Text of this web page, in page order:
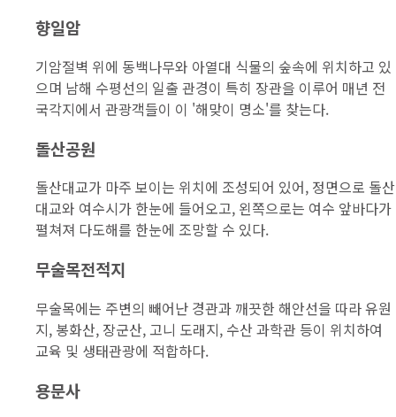
향일암
기암절벽 위에 동백나무와 아열대 식물의 숲속에 위치하고 있
으며 남해 수평선의 일출 관경이 특히 장관을 이루어 매년 전
국각지에서 관광객들이 이 '해맞이 명소'를 찾는다.
돌산공원
돌산대교가 마주 보이는 위치에 조성되어 있어, 정면으로 돌산
대교와 여수시가 한눈에 들어오고, 왼쪽으로는 여수 앞바다가
펼쳐져 다도해를 한눈에 조망할 수 있다.
무술목전적지
무술목에는 주변의 빼어난 경관과 깨끗한 해안선을 따라 유원
지, 봉화산, 장군산, 고니 도래지, 수산 과학관 등이 위치하여
교육 및 생태관광에 적합하다.
용문사